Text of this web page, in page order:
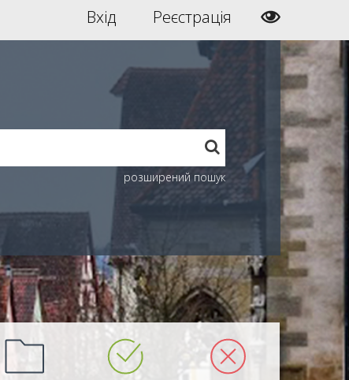
Вхід Реєстрація
розширений пошук